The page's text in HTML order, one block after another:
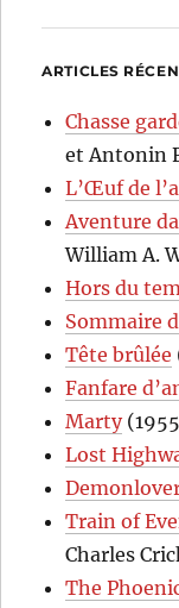
ARTICLES
Chasse
et Antonin
L’Œuf de
Aventure
William A.
Hors du
Sommaire
Tête brûlée
Fanfare
Marty
Lost
Train of
Charles
The